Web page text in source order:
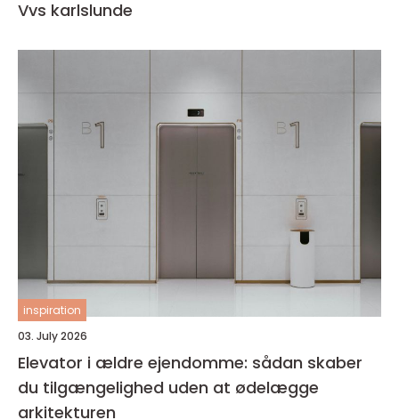
Vvs karlslunde
inspiration
03. July 2026
Elevator i ældre ejendomme: sådan skaber
du tilgængelighed uden at ødelægge
arkitekturen